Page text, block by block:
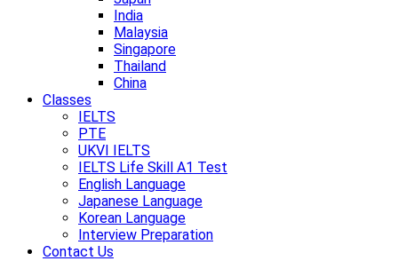
India
Malaysia
Singapore
Thailand
China
Classes
IELTS
PTE
UKVI IELTS
IELTS Life Skill A1 Test
English Language
Japanese Language
Korean Language
Interview Preparation
Contact Us